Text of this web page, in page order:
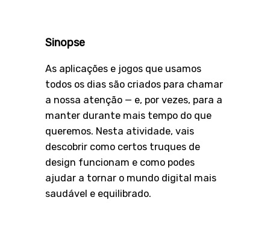
Sinopse
As aplicações e jogos que usamos
todos os dias são criados para chamar
a nossa atenção — e, por vezes, para a
manter durante mais tempo do que
queremos. Nesta atividade, vais
descobrir como certos truques de
design funcionam e como podes
ajudar a tornar o mundo digital mais
saudável e equilibrado.